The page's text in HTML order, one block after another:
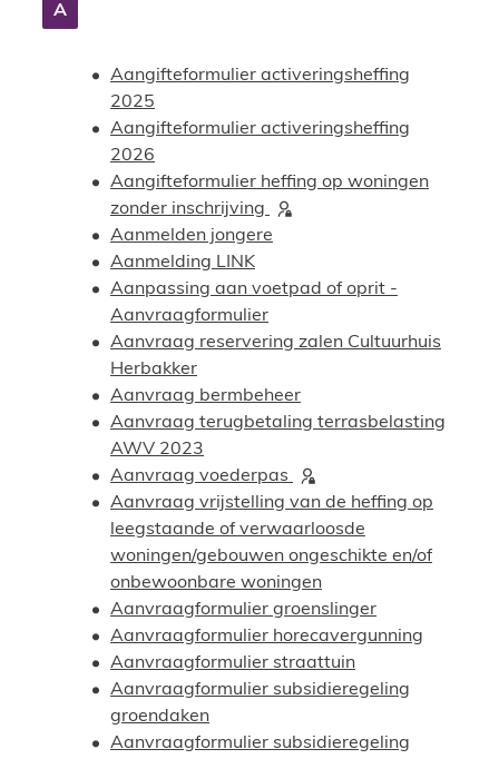
A
Aangifteformulier activeringsheffing
2025
Aangifteformulier activeringsheffing
2026
Aangifteformulier heffing op woningen
zonder inschrijving
Aanmelden jongere
Aanmelding LINK
Aanpassing aan voetpad of oprit -
Aanvraagformulier
Aanvraag reservering zalen Cultuurhuis
Herbakker
Aanvraag bermbeheer
Aanvraag terugbetaling terrasbelasting
AWV 2023
Aanvraag voederpas
Aanvraag vrijstelling van de heffing op
leegstaande of verwaarloosde
woningen/gebouwen ongeschikte en/of
onbewoonbare woningen
Aanvraagformulier groenslinger
Aanvraagformulier horecavergunning
Aanvraagformulier straattuin
Aanvraagformulier subsidieregeling
groendaken
Aanvraagformulier subsidieregeling